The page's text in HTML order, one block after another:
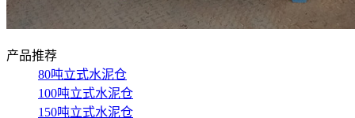
产品推荐
80吨立式水泥仓
100吨立式水泥仓
150吨立式水泥仓